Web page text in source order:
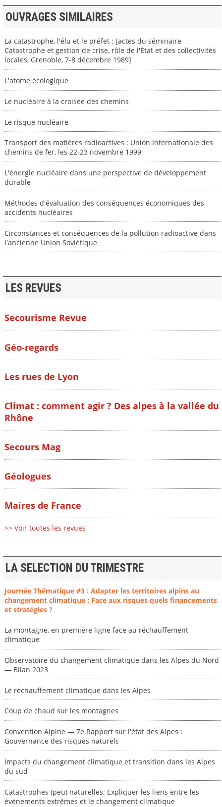
OUVRAGES SIMILAIRES
La catastrophe, l'élu et le préfet : [actes du séminaire
Catastrophe et gestion de crise, rôle de l'État et des collectivités
locales, Grenoble, 7-8 décembre 1989]
L'atome écologique
Le nucléaire à la croisée des chemins
Le risque nucléaire
Transport des matières radioactives : Union Internationale des
chemins de fer, les 22-23 novembre 1999
L'énergie nucléaire dans une perspective de développement
durable
Méthodes d'évaluation des conséquences économiques des
accidents nucléaires
Circonstances et conséquences de la pollution radioactive dans
l'ancienne Union Soviétique
LES REVUES
Secourisme Revue
Géo-regards
Les rues de Lyon
Climat : comment agir ? Des alpes à la vallée du
Rhône
Secours Mag
Géologues
Maires de France
>> Voir toutes les revues
LA SELECTION DU TRIMESTRE
Journée Thématique #3 : Adapter les territoires alpins au
changement climatique : Face aux risques quels financements
et stratégies ?
La montagne, en première ligne face au réchauffement
climatique
Observatoire du changement climatique dans les Alpes du Nord
— Bilan 2023
Le réchauffement climatique dans les Alpes
Coup de chaud sur les montagnes
Convention Alpine — 7e Rapport sur l'état des Alpes :
Gouvernance des risques naturels
Impacts du changement climatique et transition dans les Alpes
du sud
Catastrophes (peu) naturelles: Expliquer les liens entre les
événements extrêmes et le changement climatique